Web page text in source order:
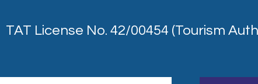
TAT License No. 42/00454 (Tourism